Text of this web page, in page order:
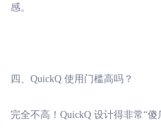
感。
四、 QuickQ 使用门槛高吗？
完全不高！ QuickQ 设计得非常“傻